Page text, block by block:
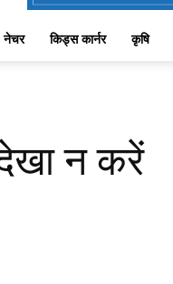
नेचर किड्स कार्नर कृषि
न करें